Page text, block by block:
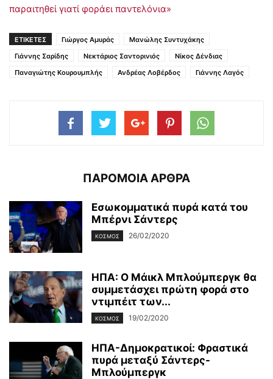
παραιτηθεί γιατί φοράει παντελόνια»
ΕΤΙΚΕΤΕΣ Γιώργος Αμυράς
Μανώλης Συντυχάκης
Γιάννης Σαρίδης
Νεκτάριος Σαντορινιός
Νίκος Δένδιας
Παναγιώτης Κουρουμπλής
Ανδρέας Λοβέρδος Γιάννης Λαγός
ΠΑΡΟΜΟΙΑ ΑΡΘΡΑ
Εσωκομματικά πυρά κατά του
Μπέρνι Σάντερς
ΚΌΣΜΟΣ 26/02/2020
ΗΠΑ: Ο Μάικλ Μπλούμπεργκ θα
συμμετάσχει πρώτη φορά στο
ντιμπέιτ των...
ΚΌΣΜΟΣ 19/02/2020
ΗΠΑ-Δημοκρατικοί: Φραστικά
πυρά μεταξύ Σάντερς-
Μπλούμπεργκ